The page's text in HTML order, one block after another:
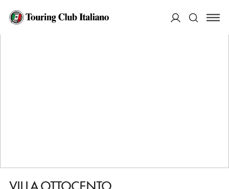
HOME
VILLA OTTOCENTO